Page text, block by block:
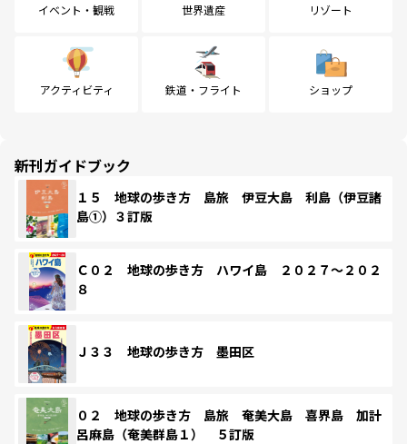
イベント・観戦 世界遺産 リゾート
アクティビティ 鉄道・フライト ショップ
新刊ガイドブック
１５ 地球の歩き方 島旅 伊豆大島 利島（伊豆諸
島①）３訂版
Ｃ０２ 地球の歩き方 ハワイ島 ２０２７～２０２
８
Ｊ３３ 地球の歩き方 墨田区
０２ 地球の歩き方 島旅 奄美大島 喜界島 加計
呂麻島（奄美群島１） ５訂版